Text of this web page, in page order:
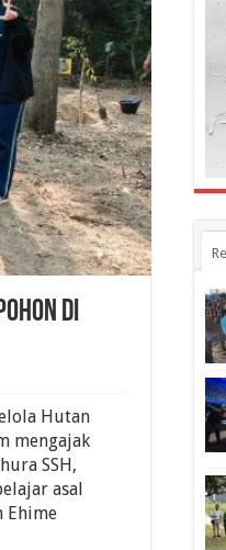
di
Hutan
mengajak
SSH,
asal
Ehime